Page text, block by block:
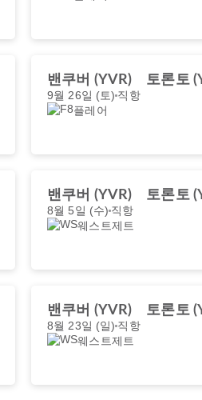
밴쿠버 (YVR) 토론토
9월 26일 (토) 직항
플레어
밴쿠버 (YVR) 토론토
8월 5일 (수) 직항
웨스트제트
밴쿠버 (YVR) 토론토
8월 23일 (일) 직항
웨스트제트